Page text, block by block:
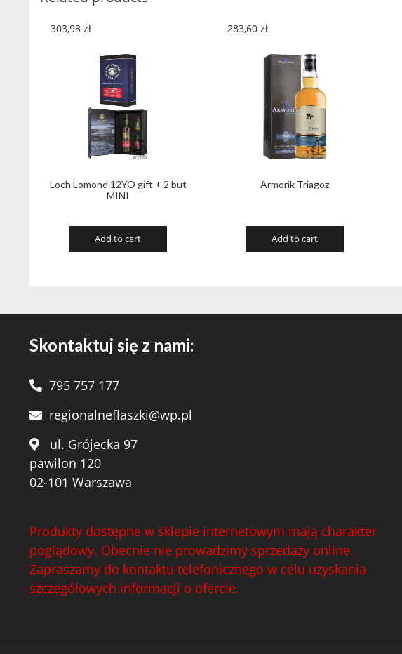
Loch Lomond 12YO gift + 2 but
MINI
303,93 zł
Add to cart
Armorik Triagoz
283,60 zł
Add to cart
Skontaktuj się z nami:
795 757 177
regionalneflaszki@wp.pl
ul. Grójecka 97
pawilon 120
02-101 Warszawa
Produkty dostępne w sklepie internetowym mają charakter
poglądowy. Obecnie nie prowadzimy sprzedaży online.
Zapraszamy do kontaktu telefonicznego w celu uzyskania
szczegółowych informacji o ofercie.